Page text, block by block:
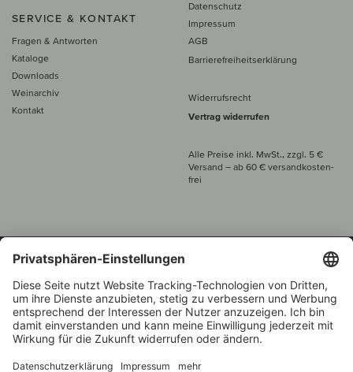
SERVICE & KONTAKT
Fragen & Antworten
Kataloge
Downloads
Weinarchiv
Kontakt
Datenschutz
Impressum
AGB
Barrierefreiheitserklärung
Widerrufsrecht
Vertrag widerrufen
Alle Preise inkl. MwSt., zzgl. 5 €
Versand – ab 60 € versand­kosten­
frei
Beratung unter
+49 421 696 797-0
1.000 Winzer –
Über 7.000 Weine
Weinhändler
des Jahres 2022